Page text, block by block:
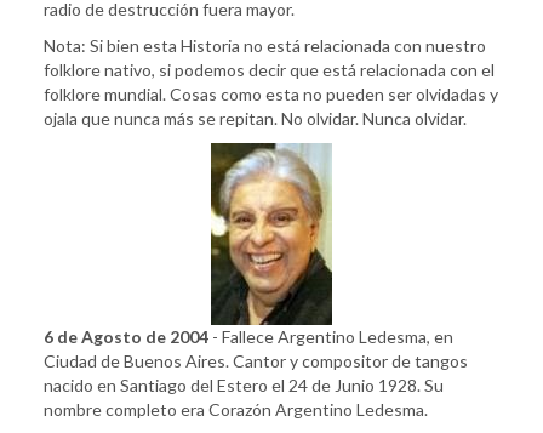
radio de destrucción fuera mayor.
Nota: Si bien esta Historia no está relacionada con nuestro
folklore nativo, si podemos decir que está relacionada con el
folklore mundial. Cosas como esta no pueden ser olvidadas y
ojala que nunca más se repitan. No olvidar. Nunca olvidar.
6 de Agosto de 2004 - Fallece Argentino Ledesma, en
Ciudad de Buenos Aires. Cantor y compositor de tangos
nacido en Santiago del Estero el 24 de Junio 1928. Su
nombre completo era Corazón Argentino Ledesma.